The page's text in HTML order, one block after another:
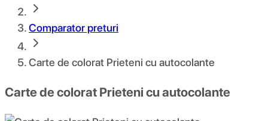
Comparator preturi
Carte de colorat Prieteni cu autocolante
Carte de colorat Prieteni cu autocolante